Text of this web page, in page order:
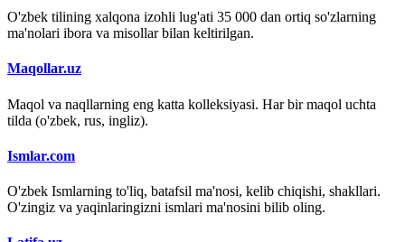
O'zbek tilining xalqona izohli lug'ati 35 000 dan ortiq so'zlarning
ma'nolari ibora va misollar bilan keltirilgan.
Maqollar.uz
Maqol va naqllarning eng katta kolleksiyasi. Har bir maqol uchta
tilda (o'zbek, rus, ingliz).
Ismlar.com
O'zbek Ismlarning to'liq, batafsil ma'nosi, kelib chiqishi, shakllari.
O'zingiz va yaqinlaringizni ismlari ma'nosini bilib oling.